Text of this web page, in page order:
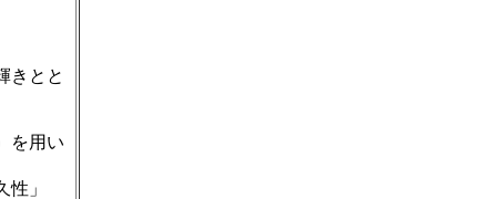
きとと
を用い
」